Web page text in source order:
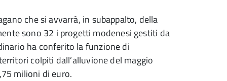
che si avvarrà, in subappalto, della
sono 32 i progetti modenesi gestiti da
ha conferito la funzione di
colpiti dall’alluvione del maggio
milioni di euro.